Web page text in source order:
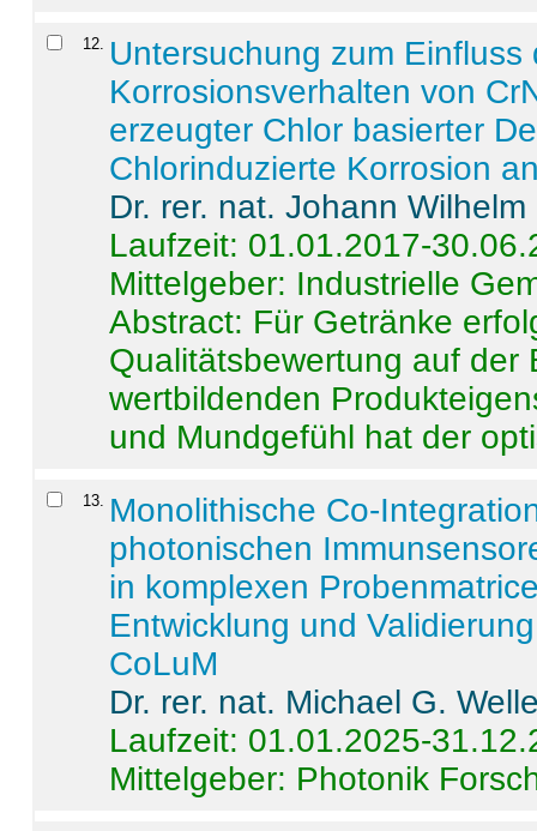
12
Untersuchung zum
Korrosionsverhalten von
erzeugter Chlor basierter
Chlorinduzierte Korrosion
Dr. rer. nat. Johann
Laufzeit: 01.01.2017-
Mittelgeber: Industrielle
Abstract: Für Getränke
Qualitätsbewertung auf der
wertbildenden
und Mundgefühl hat der
13
Monolithische Co-
photonischen
in komplexen
Entwicklung und
CoLuM
Dr. rer. nat. Michael G.
Laufzeit: 01.01.2025-
Mittelgeber: Photonik